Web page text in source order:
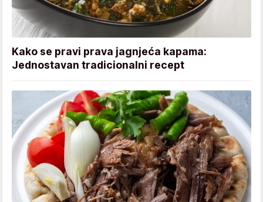
Kako se pravi prava jagnjeća kapama:
Jednostavan tradicionalni recept